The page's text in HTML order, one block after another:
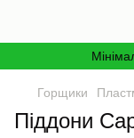
Горщики
Піддони